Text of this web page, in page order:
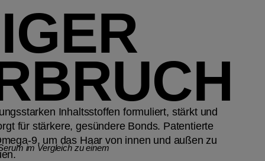
Inhaltsstoffen formuliert, stärkt und
für stärkere, gesündere Bonds. Patentierte
9, um das Haar von innen und außen zu
im Vergleich zu einem